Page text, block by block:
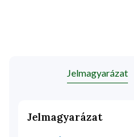
Jelmagyarázat
Jelmagyarázat